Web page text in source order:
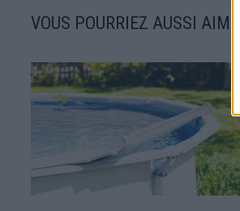
VOUS POURRIEZ AUSSI AIMER